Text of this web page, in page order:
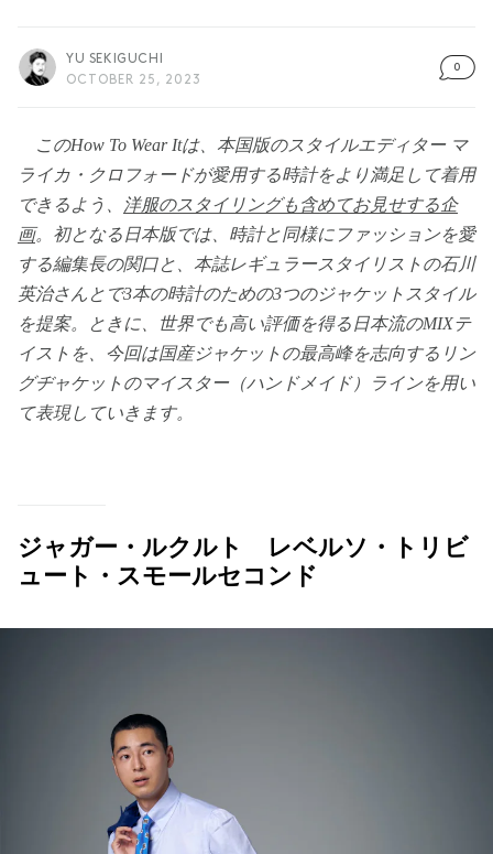
YU SEKIGUCHI
OCTOBER 25, 2023
0
このHow To Wear Itは、本国版のスタイルエディター マ
ライカ・クロフォードが愛用する時計をより満足して着用
できるよう、
洋服のスタイリングも含めてお見せする企
画。初となる日本版では、時計と同様にファッションを愛
する編集長の関口と、本誌レギュラースタイリストの石川
英治さんとで3本の時計のための3つのジャケットスタイル
を提案。ときに、世界でも高い評価を得る日本流のMIXテ
イストを、今回は国産ジャケットの最高峰を志向するリン
グヂャケットのマイスター（ハンドメイド）ラインを用い
て表現していきます。
ジャガー・ルクルト レベルソ・トリビ
ュート・スモールセコンド